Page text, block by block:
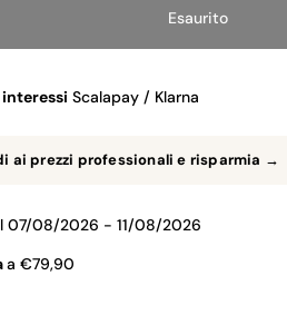
Esaurito
interessi Scalapay / Klarna
ai prezzi professionali e risparmia →
07/08/2026 - 11/08/2026
a €79,90